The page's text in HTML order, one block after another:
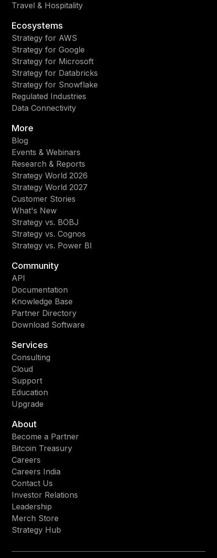
Travel & Hospitality
Ecosystems
Strategy for AWS
Strategy for Google
Strategy for Microsoft
Strategy for Databricks
Strategy for Snowflake
Regulated Industries
Data Connectivity
More
Blog
Events & Webinars
Research & Reports
Strategy World 2026
Strategy World 2027
Customer Stories
What's New
Strategy vs. BOBJ
Strategy vs. Cognos
Strategy vs. Power BI
Community
API
Documentation
Knowledge Base
Partner Directory
Download Software
Services
Consulting
Cloud
Support
Education
Upgrade
About
Become a Partner
Bitcoin Treasury
Careers
Careers India
Contact Us
Investor Relations
Leadership
Merch Store
Strategy Hub